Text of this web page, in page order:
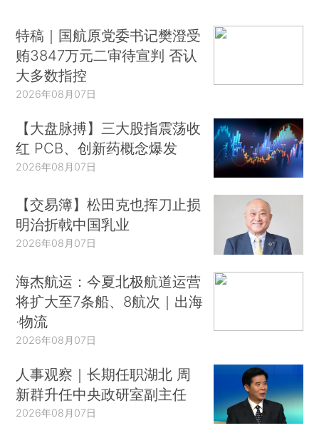
特稿｜国航原党委书记樊澄受
贿3847万元二审待宣判 否认
大多数指控
2026年08月07日
【大盘脉搏】三大股指震荡收
红 PCB、创新药概念爆发
2026年08月07日
【交易簿】松田克也挥刀止损
明治折戟中国乳业
2026年08月07日
海杰航运：今夏北极航道运营
将扩大至7条船、8航次｜出海
·物流
2026年08月07日
人事观察｜长期任职湖北 周
新群升任中央政研室副主任
2026年08月07日